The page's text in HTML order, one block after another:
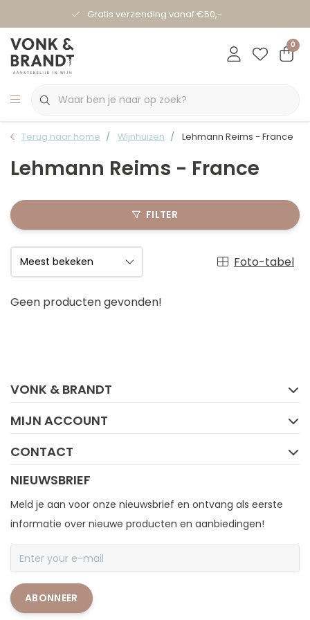
Gratis verzending vanaf €50,-
0
Terug naar home Wijnhuizen Lehmann Reims - France
Lehmann Reims - France
FILTER
Foto-tabel
Geen producten gevonden!
VONK & BRANDT
MIJN ACCOUNT
CONTACT
NIEUWSBRIEF
Meld je aan voor onze nieuwsbrief en ontvang als eerste
informatie over nieuwe producten en aanbiedingen!
ABONNEER